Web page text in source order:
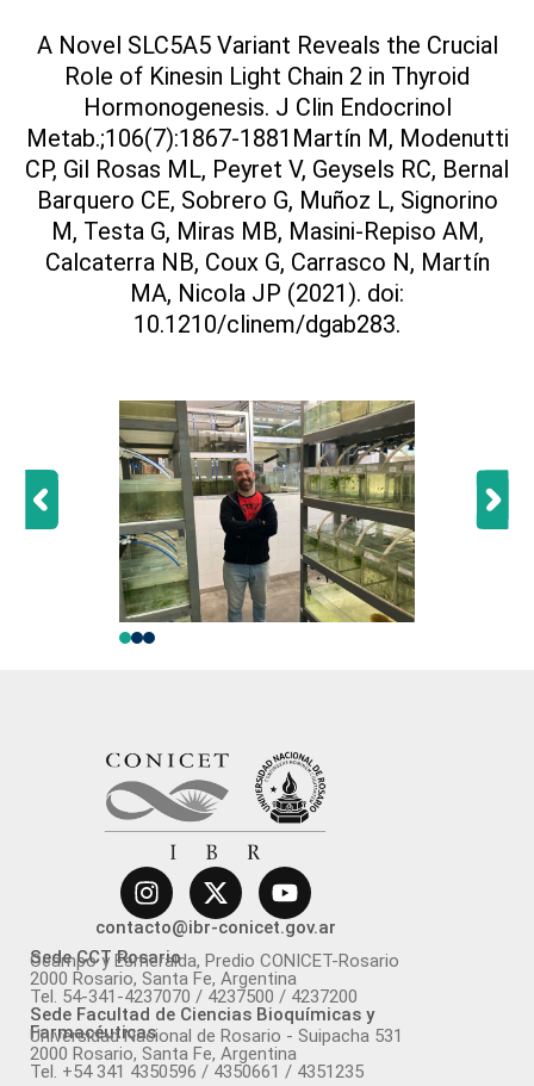
A Novel SLC5A5 Variant Reveals the Crucial
Role of Kinesin Light Chain 2 in Thyroid
Hormonogenesis. J Clin Endocrinol
Metab.;106(7):1867-1881Martín M, Modenutti
CP, Gil Rosas ML, Peyret V, Geysels RC, Bernal
Barquero CE, Sobrero G, Muñoz L, Signorino
M, Testa G, Miras MB, Masini-Repiso AM,
Calcaterra NB, Coux G, Carrasco N, Martín
MA, Nicola JP (2021). doi:
10.1210/clinem/dgab283.
contacto@ibr-conicet.gov.ar
Sede CCT Rosario
Ocampo y Esmeralda, Predio CONICET-Rosario
2000 Rosario, Santa Fe, Argentina
Tel. 54-341-4237070 / 4237500 / 4237200
Sede Facultad de Ciencias Bioquímicas y
Farmacéuticas
Universidad Nacional de Rosario - Suipacha 531
2000 Rosario, Santa Fe, Argentina
Tel. +54 341 4350596 / 4350661 / 4351235